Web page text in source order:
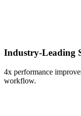
Industry-Leading
4x performance
workflow.